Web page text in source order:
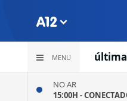
MENU
NO AR
15:00H -